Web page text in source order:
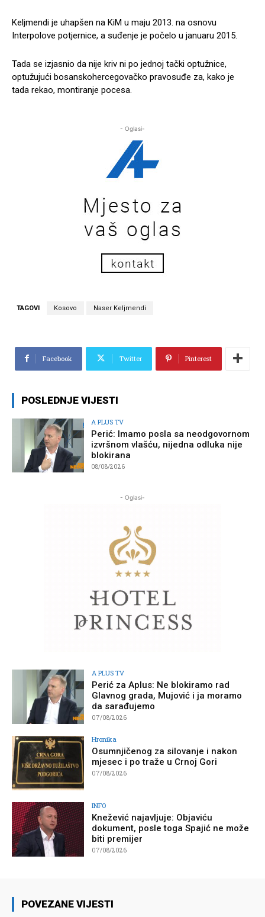
Keljmendi je uhapšen na KiM u maju 2013. na osnovu
Interpolove potjernice, a suđenje je počelo u januaru 2015.
Tada se izjasnio da nije kriv ni po jednoj tački optužnice,
optužujući bosanskohercegovačko pravosuđe za, kako je
tada rekao, montiranje pocesa.
- Oglasi-
TAGOVI Kosovo Naser Keljmendi
Facebook Twitter Pinterest
POSLEDNJE VIJESTI
A PLUS TV
Perić: Imamo posla sa neodgovornom
izvršnom vlašću, nijedna odluka nije
blokirana
08/08/2026
- Oglasi-
A PLUS TV
Perić za Aplus: Ne blokiramo rad
Glavnog grada, Mujović i ja moramo
da sarađujemo
07/08/2026
Hronika
Osumnjičenog za silovanje i nakon
mjesec i po traže u Crnoj Gori
07/08/2026
INFO
Knežević najavljuje: Objaviću
dokument, posle toga Spajić ne može
biti premijer
07/08/2026
POVEZANE VIJESTI